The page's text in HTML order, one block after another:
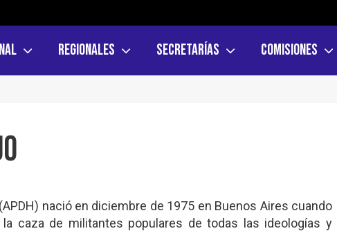
Regionales Secretarías Comisiones
nació en diciembre de 1975 en Buenos Aires cuando
caza de militantes populares de todas las ideologías y